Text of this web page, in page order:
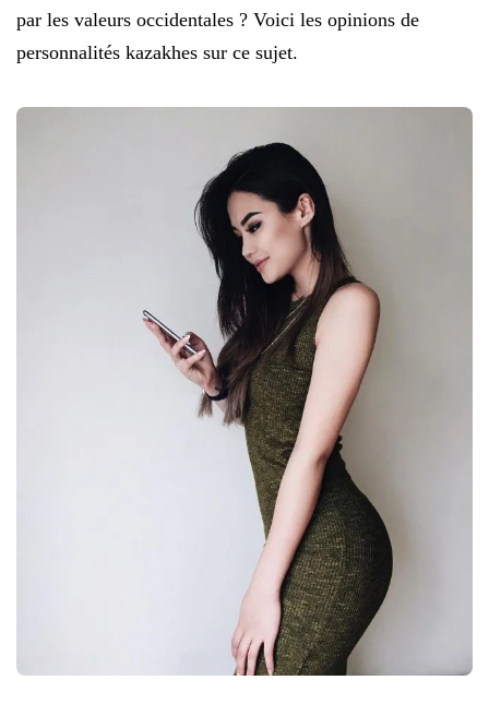
par les valeurs occidentales ? Voici les opinions de
personnalités kazakhes sur ce sujet.